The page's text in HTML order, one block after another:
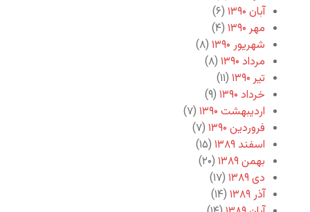
آبان ۱۳۹۰
(۶)
مهر ۱۳۹۰
(۴)
شهریور ۱۳۹۰
(۸)
مرداد ۱۳۹۰
(۸)
تیر ۱۳۹۰
(۱۱)
خرداد ۱۳۹۰
(۹)
اردیبهشت ۱۳۹۰
(۷)
فروردین ۱۳۹۰
(۷)
اسفند ۱۳۸۹
(۱۵)
بهمن ۱۳۸۹
(۲۰)
دی ۱۳۸۹
(۱۷)
آذر ۱۳۸۹
(۱۴)